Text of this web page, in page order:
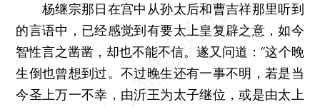
杨继宗那日在宫中从孙太后和曹吉祥那里听到
的言语中，已经感觉到有要太上皇复辟之意，如今
智性言之凿凿，却也不能不信。遂又问道：“这个晚
生倒也曾想到过。不过晚生还有一事不明，若是当
今圣上万一不幸，由沂王为太子继位，或是由太上